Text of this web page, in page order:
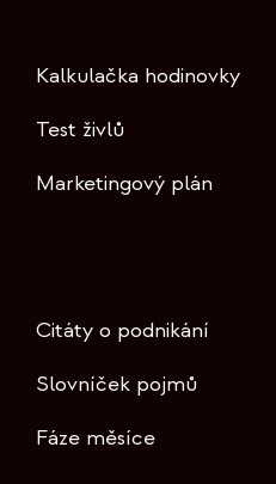
Kalkulačka hodinovky
Test živlů
Marketingový plán
Citáty o podnikání
Slovníček pojmů
Fáze měsíce